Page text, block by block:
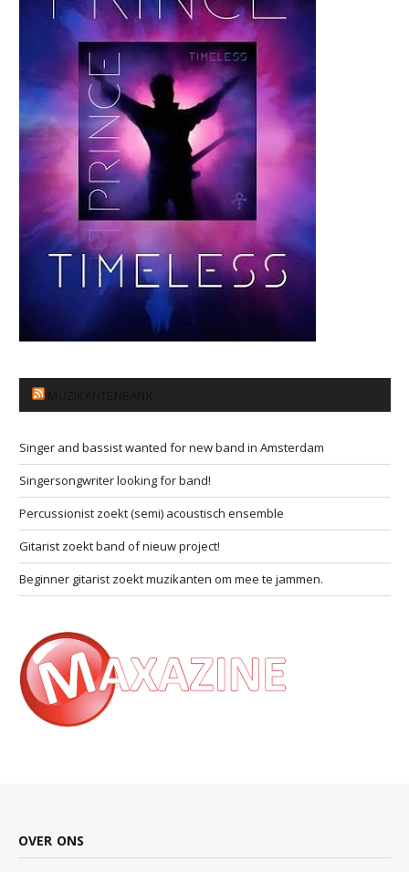
Singer and bassist wanted for new band in Amsterdam
Singersongwriter looking for band!
Percussionist zoekt (semi) acoustisch ensemble
Gitarist zoekt band of nieuw project!
Beginner gitarist zoekt muzikanten om mee te jammen.
OVER ONS